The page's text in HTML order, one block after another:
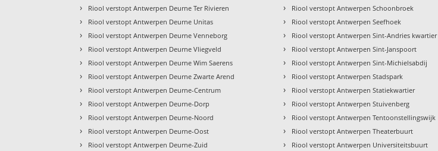
› Riool verstopt Antwerpen Deurne Ter Rivieren
› Riool verstopt Antwerpen Deurne Unitas
› Riool verstopt Antwerpen Deurne Venneborg
› Riool verstopt Antwerpen Deurne Vliegveld
› Riool verstopt Antwerpen Deurne Wim Saerens
› Riool verstopt Antwerpen Deurne Zwarte Arend
› Riool verstopt Antwerpen Deurne-Centrum
› Riool verstopt Antwerpen Deurne-Dorp
› Riool verstopt Antwerpen Deurne-Noord
› Riool verstopt Antwerpen Deurne-Oost
› Riool verstopt Antwerpen Deurne-Zuid
› Riool verstopt Antwerpen Schoonbroek
› Riool verstopt Antwerpen Seefhoek
› Riool verstopt Antwerpen Sint-Andries kwartier
› Riool verstopt Antwerpen Sint-Janspoort
› Riool verstopt Antwerpen Sint-Michielsabdij
› Riool verstopt Antwerpen Stadspark
› Riool verstopt Antwerpen Statiekwartier
› Riool verstopt Antwerpen Stuivenberg
› Riool verstopt Antwerpen Tentoonstellingswijk
› Riool verstopt Antwerpen Theaterbuurt
› Riool verstopt Antwerpen Universiteitsbuurt